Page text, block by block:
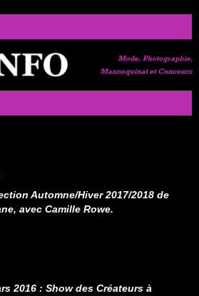
Automne/Hiver 2017/2018 de
avec Camille Rowe.
2016 : Show des Créateurs à